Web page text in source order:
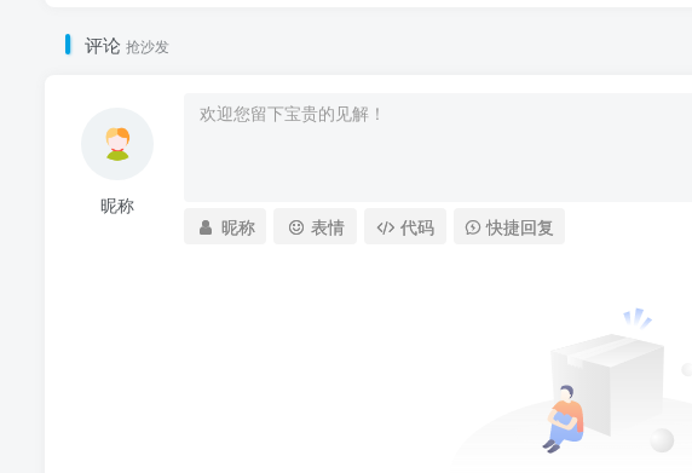
评论 抢沙发
昵称
昵称 表情 代码 快捷回复